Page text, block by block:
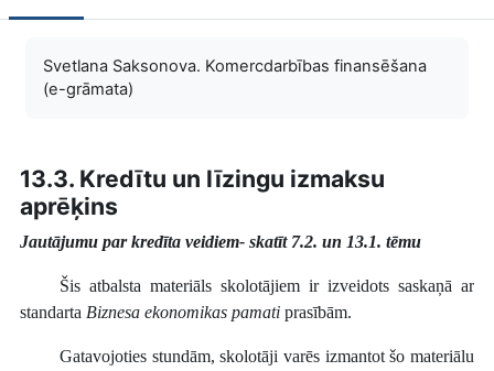
Svetlana Saksonova. Komercdarbības finansēšana
(e-grāmata)
13.3. Kredītu un līzingu izmaksu
aprēķins
Jautājumu par kredīta veidiem- skatīt 7.2. un 13.1. tēmu
Šis atbalsta materiāls skolotājiem ir izveidots saskaņā ar
standarta Biznesa ekonomikas pamati prasībām.
Gatavojoties stundām, skolotāji varēs izmantot šo materiālu